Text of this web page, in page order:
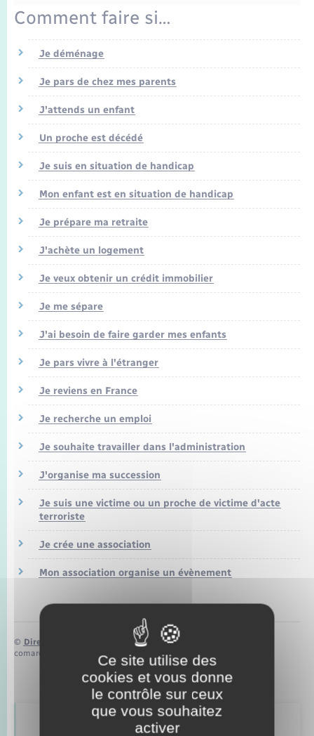
Etat-civil - Papiers - Citoyenneté
Mariage – PACS
Parrainage civil
Recensement
Logement - Urbanisme
Loisirs
Nouvel habitant
Numérique
Organisation d’événement
Sécurité - Prévention
Seniors
Transports
Voirie et espace public
Travaux - Autorisation d’occupation de l’espace
public
Compétences
Plan interactif
Présentation de la commune
Publications
La Communauté de communes
Comment faire si…
Je déménage
Je pars de chez mes parents
J'attends un enfant
Un proche est décédé
Je suis en situation de handicap
Mon enfant est en situation de handicap
Je prépare ma retraite
J'achète un logement
Je veux obtenir un crédit immobilier
Je me sépare
J'ai besoin de faire garder mes enfants
Je pars vivre à l'étranger
Je reviens en France
Je recherche un emploi
Je souhaite travailler dans l'administration
J'organise ma succession
Je suis une victime ou un proche de victime d'acte
terroriste
Je crée une association
Mon association organise un évènement
© Direction de l’information légale et administrative
comarquage developpé par
baseo.io
Retrouvez aussi
Ce site utilise des
cookies et vous donne
le contrôle sur ceux
que vous souhaitez
activer